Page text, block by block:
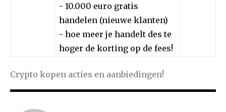
- 10.000 euro gratis
handelen (nieuwe klanten)
- hoe meer je handelt des te
hoger de korting op de fees!
Crypto kopen acties en aanbiedingen!